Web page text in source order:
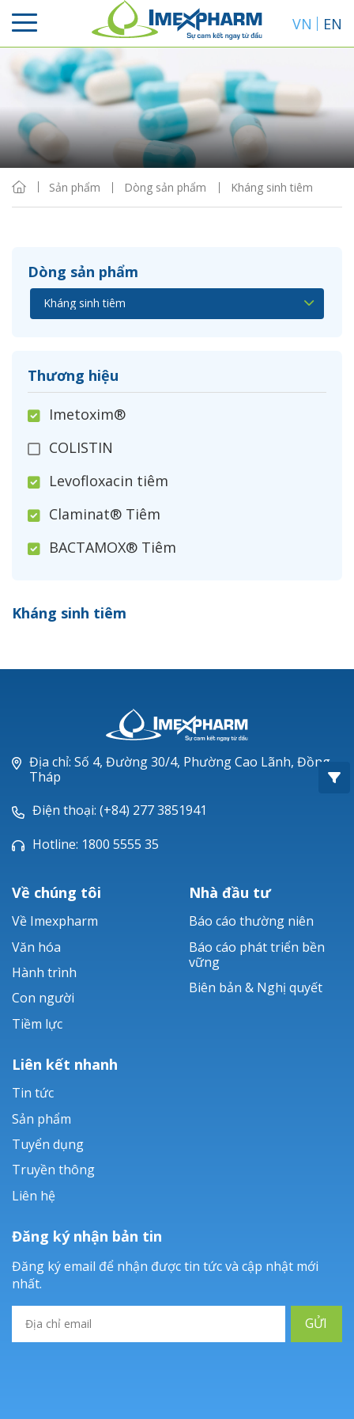
VN EN
Sản phẩm Dòng sản phẩm Kháng sinh tiêm
Dòng sản phẩm
Thương hiệu
Imetoxim®
COLISTIN
Levofloxacin tiêm
Claminat® Tiêm
BACTAMOX® Tiêm
Ceftizoxim®
Piperacillin
Ticarlinat®
Zobacta®
Bacsulfo®
Kháng sinh tiêm
Sắp xếp
Hiển thị
Địa chỉ: Số 4, Đường 30/4, Phường Cao Lãnh, Đồng
Tháp
Điện thoại: (+84) 277 3851941
Hotline: 1800 5555 35
Về chúng tôi
Về Imexpharm
Văn hóa
Hành trình
Con người
Tiềm lực
Nhà đầu tư
Báo cáo thường niên
Báo cáo phát triển bền
vững
Biên bản & Nghị quyết
Liên kết nhanh
Tin tức
Sản phẩm
Tuyển dụng
Truyền thông
Liên hệ
Đăng ký nhận bản tin
Đăng ký email để nhận được tin tức và cập nhật mới
nhất.
GỬI